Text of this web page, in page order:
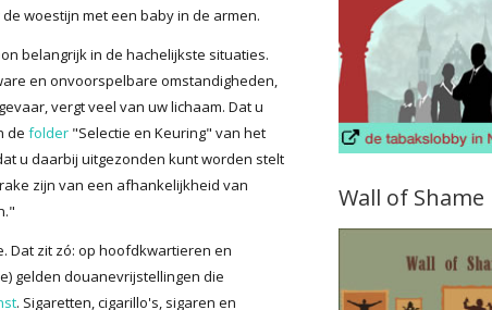
woestijn met een baby in de armen.
belangrijk in de hachelijkste situaties.
en onvoorspelbare omstandigheden,
vergt veel van uw lichaam. Dat u
de folder "Selectie en Keuring" van het
u daarbij uitgezonden kunt worden stelt
zijn van een afhankelijkheid van
Dat zit zó: op hoofdkwartieren en
gelden douanevrijstellingen die
. Sigaretten, cigarillo's, sigaren en
Wall of Shame